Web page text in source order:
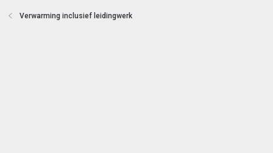
Verwarming inclusief leidingwerk